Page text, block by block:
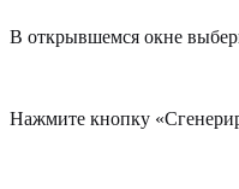
В открывшемся окне
Нажмите кнопку